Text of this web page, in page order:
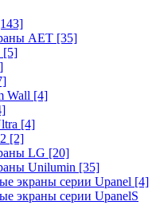
AET [35]
[5]
Wall [4]
[4]
[2]
LG [20]
Unilumin [35]
экраны серии Upanel [4]
экраны серии UpanelS